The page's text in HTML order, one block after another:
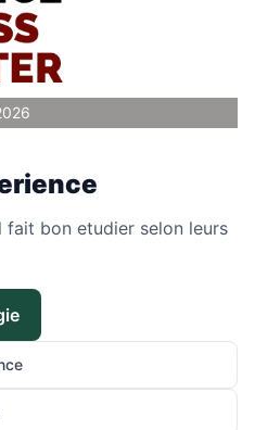
fait bon etudier selon leurs